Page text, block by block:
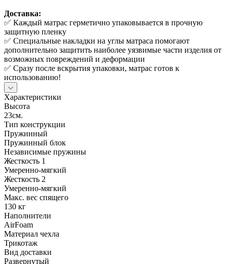
Доставка:
✅ Каждый матрас герметично упаковывается в прочную
защитную пленку
✅ Специальные накладки на углы матраса помогают
дополнительно защитить наиболее уязвимые части изделия от
возможных повреждений и деформации
✅ Сразу после вскрытия упаковки, матрас готов к
использованию!
Характеристики
Высота
23см.
Тип конструкции
Пружинный
Пружинный блок
Независимые пружины
Жесткость 1
Умеренно-мягкий
Жесткость 2
Умеренно-мягкий
Макс. вес спящего
130 кг
Наполнители
AirFoam
Материал чехла
Трикотаж
Вид доставки
Развернутый